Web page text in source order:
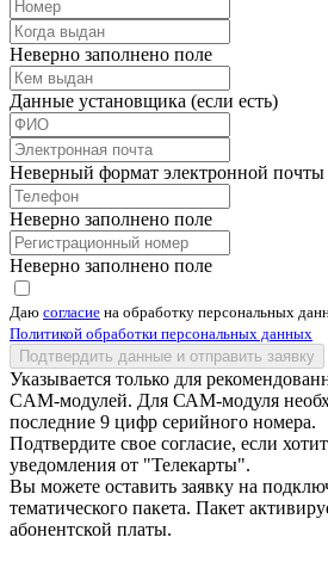
Неверно заполнено поле
Данные установщика (если есть)
Неверный формат электронной почты
Неверно заполнено поле
Неверно заполнено поле
Даю согласие на обработку персональных
Политикой обработки персональных данных
Подтвердить данные и отправить заявку
Указывается только для
CAM-модулей. Для САМ-модуля
последние 9 цифр серийного номера.
Подтвердите свое согласие, если
уведомления от "Телекарты".
Вы можете оставить заявку на
тематического пакета. Пакет
абонентской платы.